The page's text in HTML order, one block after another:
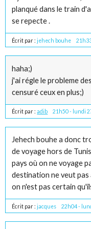
planqué dans le train
se repecte .
Écrit par :jehech bouhe
haha;)
j'ai régle le probleme
censuré ceux en plus;)
Écrit par :adib 21h50- lundi
Jehech bouhe a donc
de voyage hors de
pays où on ne voyage
destination ne veut
on n'est pas certain
Écrit par :jacques 22h04-